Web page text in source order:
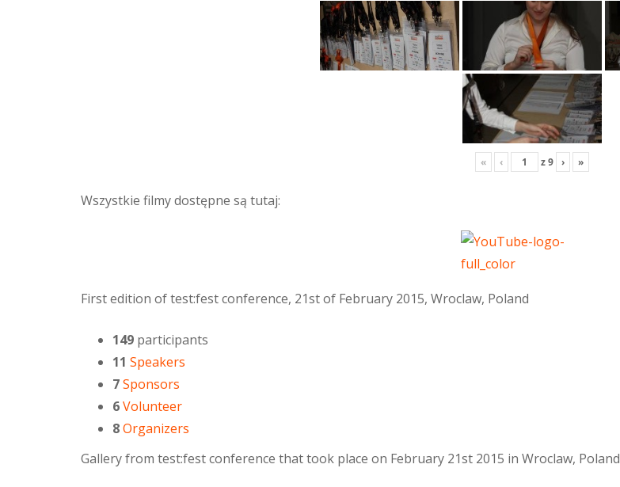
« ‹ z9 › »
Wszystkie filmy dostępne są tutaj:
First edition of test:fest conference, 21st of February 2015, Wroclaw, Poland
149 participants
11 Speakers
7Sponsors
6Volunteer
8Organizers
Gallery from test:fest conference that took place on February 21st 2015 in Wroclaw, Poland